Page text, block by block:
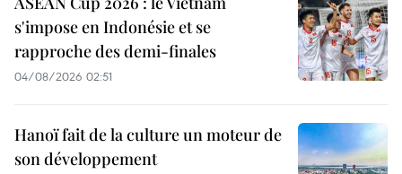
s'impose en Indonésie et se
rapproche des demi-finales
04/08/2026 02:51
Hanoï fait de la culture un moteur de
son développement